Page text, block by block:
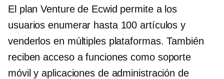
El plan Venture de Ecwid permite a los
usuarios enumerar hasta 100 artículos y
venderlos en múltiples plataformas. También
reciben acceso a funciones como soporte
móvil y aplicaciones de administración de